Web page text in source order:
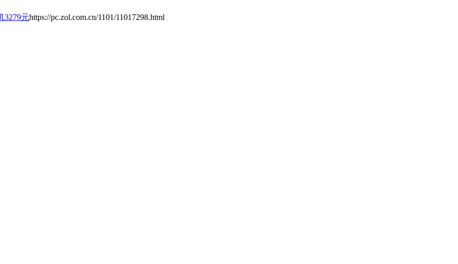
3279元https://pc.zol.com.cn/1101/11017298.html